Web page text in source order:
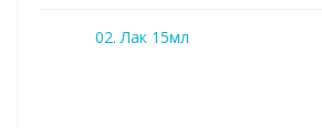
02. Лак 15мл